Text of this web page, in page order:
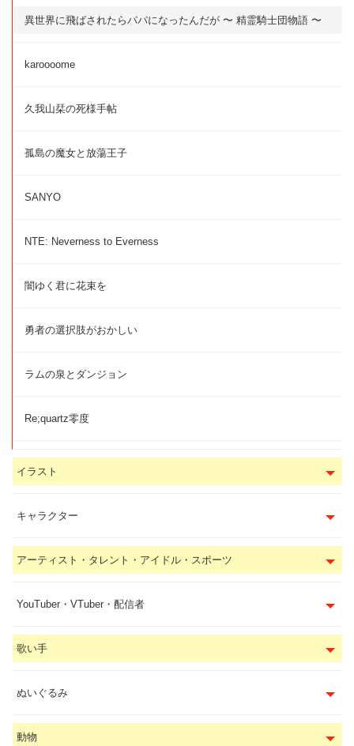
異世界に飛ばされたらパパになったんだが 〜 精霊騎士団物語 〜
karoooome
久我山栞の死様手帖
孤島の魔女と放蕩王子
SANYO
NTE: Neverness to Everness
闇ゆく君に花束を
勇者の選択肢がおかしい
ラムの泉とダンジョン
Re;quartz零度
イラスト
キャラクター
アーティスト・タレント・アイドル・スポーツ
YouTuber・VTuber・配信者
歌い手
ぬいぐるみ
動物